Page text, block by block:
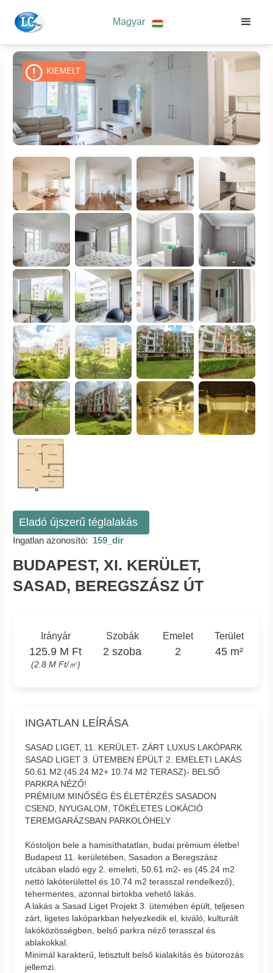
Magyar
KIEMELT
Eladó újszerű téglalakás
Ingatlan azonosító: 159_dir
BUDAPEST, XI. KERÜLET,
SASAD, BEREGSZÁSZ ÚT
Irányár
125.9 M Ft
(2.8 M Ft/㎡)
Szobák
2 szoba
Emelet
2
Terület
45 m²
INGATLAN LEÍRÁSA
SASAD LIGET, 11. KERÜLET- ZÁRT LUXUS LAKÓPARK
SASAD LIGET 3. ÜTEMBEN ÉPÜLT 2. EMELETI LAKÁS
50.61 M2 (45.24 M2+ 10.74 M2 TERASZ)- BELSŐ
PARKRA NÉZŐ!
PRÉMIUM MINŐSÉG ÉS ÉLETÉRZÉS SASADON
CSEND, NYUGALOM, TÖKÉLETES LOKÁCIÓ
TEREMGARÁZSBAN PARKOLÓHELY
Kóstoljon bele a hamisíthatatlan, budai prémium életbe!
Budapest 11. kerületében, Sasadon a Beregszász
utcában eladó egy 2. emeleti, 50.61 m2- es (45.24 m2
nettó lakóterülettel és 10.74 m2 terasszal rendelkező),
tehermentes, azonnal birtokba vehető lakás.
A lakás a Sasad Liget Projekt 3. ütemében épült, teljesen
zárt, ligetes lakóparkban helyezkedik el, kiváló, kulturált
lakóközösségben, belső parkra néző terasszal és
ablakokkal.
Minimál karakterű, letisztult belső kialakítás és bútorozás
jellemzi.